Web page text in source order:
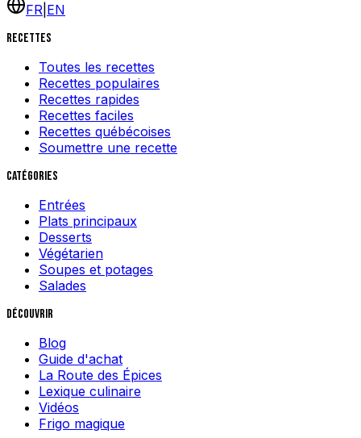
FR EN
Recettes
Toutes les recettes
Recettes populaires
Recettes rapides
Recettes faciles
Recettes québécoises
Soumettre une recette
Catégories
Entrées
Plats principaux
Desserts
Végétarien
Soupes et potages
Salades
Découvrir
Blog
Guide d'achat
La Route des Épices
Lexique culinaire
Vidéos
Frigo magique